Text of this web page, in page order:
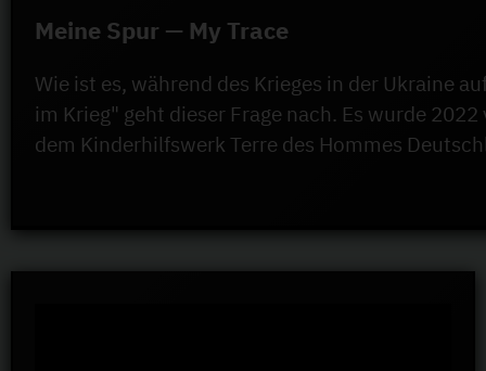
Meine Spur — My Trace
Wie ist es, während des Krieges in der Ukraine
im Krieg" geht dieser Frage nach. Es wurde
dem Kinderhilfswerk Terre des Hommes